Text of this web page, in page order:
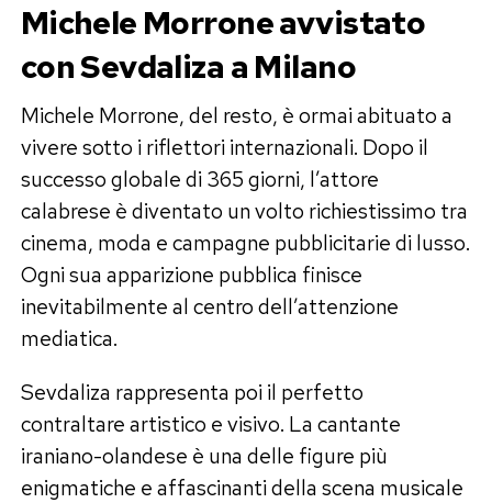
Michele Morrone avvistato
con Sevdaliza a Milano
Michele Morrone, del resto, è ormai abituato a
vivere sotto i riflettori internazionali. Dopo il
successo globale di 365 giorni, l’attore
calabrese è diventato un volto richiestissimo tra
cinema, moda e campagne pubblicitarie di lusso.
Ogni sua apparizione pubblica finisce
inevitabilmente al centro dell’attenzione
mediatica.
Sevdaliza rappresenta poi il perfetto
contraltare artistico e visivo. La cantante
iraniano-olandese è una delle figure più
enigmatiche e affascinanti della scena musicale